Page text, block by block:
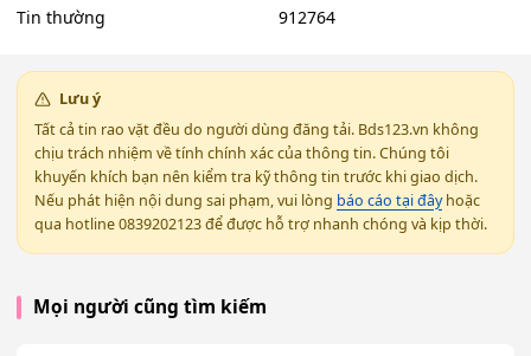
Tin thường 912764
Lưu ý
Tất cả tin rao vặt đều do người dùng đăng tải. Bds123.vn không
chịu trách nhiệm về tính chính xác của thông tin. Chúng tôi
khuyến khích bạn nên kiểm tra kỹ thông tin trước khi giao dịch.
Nếu phát hiện nội dung sai phạm, vui lòng báo cáo tại đâyhoặc
qua hotline 0839202123 để được hỗ trợ nhanh chóng và kịp thời.
Mọi người cũng tìm kiếm